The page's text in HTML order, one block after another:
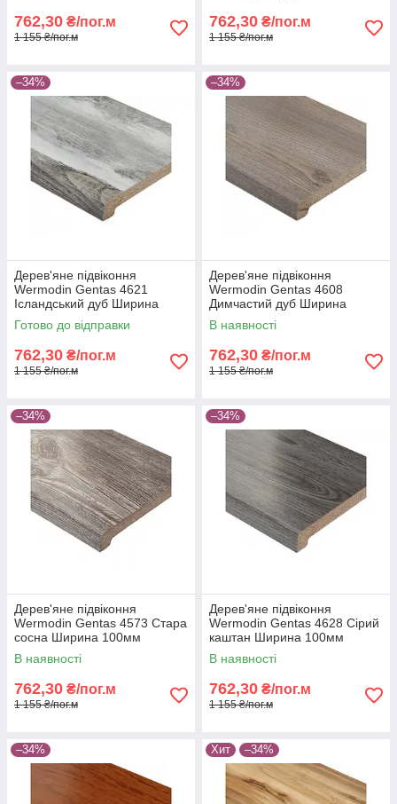
762,30 ₴/пог.м
1 155 ₴/пог.м
762,30 ₴/пог.м
1 155 ₴/пог.м
–34%
Дерев'яне підвіконня
Wermodin Gentas 4621
Ісландський дуб Ширина
100мм
Готово до відправки
762,30 ₴/пог.м
1 155 ₴/пог.м
–34%
Дерев'яне підвіконня
Wermodin Gentas 4608
Димчастий дуб Ширина
100мм
В наявності
762,30 ₴/пог.м
1 155 ₴/пог.м
–34%
Дерев'яне підвіконня
Wermodin Gentas 4573 Стара
сосна Ширина 100мм
В наявності
762,30 ₴/пог.м
1 155 ₴/пог.м
–34%
Дерев'яне підвіконня
Wermodin Gentas 4628 Сірий
каштан Ширина 100мм
В наявності
762,30 ₴/пог.м
1 155 ₴/пог.м
–34% Хит –34%